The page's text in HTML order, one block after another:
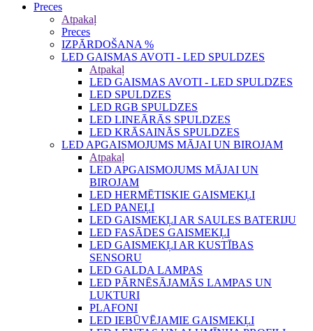
Preces
Atpakaļ
Preces
IZPĀRDOŠANA %
LED GAISMAS AVOTI - LED SPULDZES
Atpakaļ
LED GAISMAS AVOTI - LED SPULDZES
LED SPULDZES
LED RGB SPULDZES
LED LINEĀRĀS SPULDZES
LED KRĀSAINĀS SPULDZES
LED APGAISMOJUMS MĀJAI UN BIROJAM
Atpakaļ
LED APGAISMOJUMS MĀJAI UN
BIROJAM
LED HERMĒTISKIE GAISMEKĻI
LED PANEĻI
LED GAISMEKĻI AR SAULES BATERIJU
LED FASĀDES GAISMEKĻI
LED GAISMEKĻI AR KUSTĪBAS
SENSORU
LED GALDA LAMPAS
LED PĀRNĒSĀJAMĀS LAMPAS UN
LUKTURI
PLAFONI
LED IEBŪVĒJAMIE GAISMEKĻI